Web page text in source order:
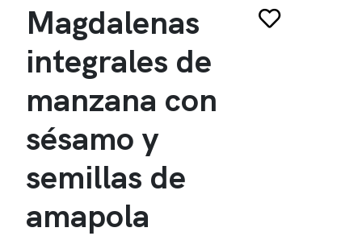
Magdalenas
integrales de
manzana con
sésamo y
semillas de
amapola